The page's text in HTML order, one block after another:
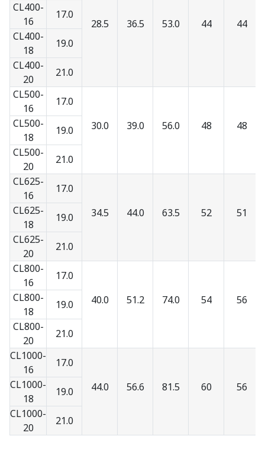
28.5 36.5 53.0 44 44
CL400-
16
17.0
CL400-
18
19.0
CL400-
20
21.0
CL500-
16
17.0
30.0
39.0 56.0 48 48
CL500-
18
19.0
CL500-
20
21.0
CL625-
16
17.0
34.5
44.0 63.5 52 51
CL625-
18
19.0
CL625-
20
21.0
CL800-
16
17.0
40.0
51.2 74.0 54 56
CL800-
18
19.0
CL800-
20
21.0
CL1000-
16
17.0
44.0
56.6 81.5 60 56
CL1000-
18
19.0
CL1000-
20
21.0